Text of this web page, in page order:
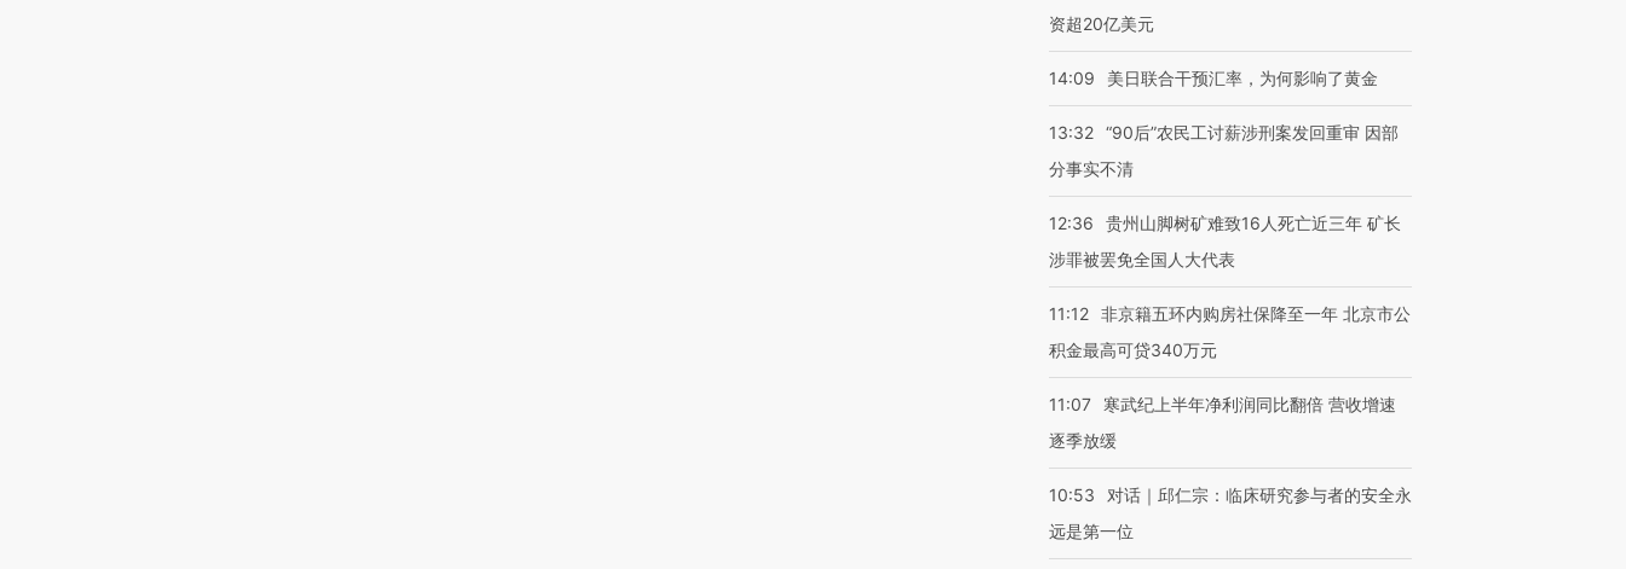
资超20亿美元
14:09 美日联合干预汇率，为何影响了黄金
13:32 “90后”农民工讨薪涉刑案发回重审 因部
分事实不清
12:36
贵州山脚树矿难致16人死亡近三年 矿长
涉罪被罢免全国人大代表
11:12 非京籍五环内购房社保降至一年 北京市公
积金最高可贷340万元
11:07
寒武纪上半年净利润同比翻倍 营收增速
逐季放缓
10:53
对话｜邱仁宗：临床研究参与者的安全永
远是第一位